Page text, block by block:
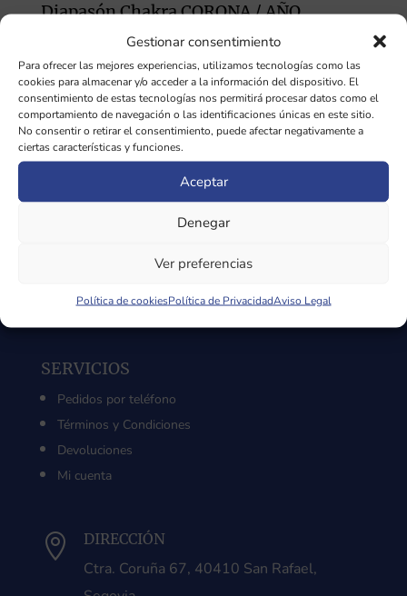
Gestionar consentimiento
Para ofrecer las mejores experiencias, utilizamos tecnologías como las
cookies para almacenar y/o acceder a la información del dispositivo. El
consentimiento de estas tecnologías nos permitirá procesar datos como el
comportamiento de navegación o las identificaciones únicas en este sitio.
No consentir o retirar el consentimiento, puede afectar negativamente a
ciertas características y funciones.
Aceptar
Denegar
Ver preferencias
Política de cookiesPolítica de PrivacidadAviso Legal
Diapasón Chakra CORONA / AÑO
Sobre Nosotros
Política de Privacidad
SERVICIOS
Pedidos por teléfono
Términos y Condiciones
Devoluciones
Mi cuenta
 DIRECCIÓN
Ctra. Coruña 67, 40410 San Rafael,